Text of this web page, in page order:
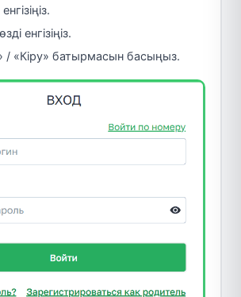
енгізіңіз.
/ «Кіру» батырмасын басыңыз.